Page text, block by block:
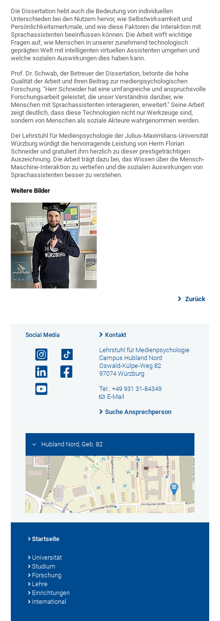
Die Dissertation hebt auch die Bedeutung von individuellen
Unterschieden bei den Nutzern hervor, wie Selbstwirksamkeit und
Persönlichkeitsmerkmale, und wie diese Faktoren die Interaktion mit
Sprachassistenten beeinflussen können. Die Arbeit wirft wichtige
Fragen auf, wie Menschen in unserer zunehmend technologisch
geprägten Welt mit intelligenten virtuellen Assistenten umgehen und
welche sozialen Auswirkungen dies haben kann.
Prof. Dr. Schwab, der Betreuer der Dissertation, betonte die hohe
Qualität der Arbeit und ihren Beitrag zur medienpsychologischen
Forschung. "Herr Schneider hat eine umfangreiche und anspruchsvolle
Forschungsarbeit geleistet, die unser Verständnis darüber, wie
Menschen mit Sprachassistenten interagieren, erweitert." Seine Arbeit
zeigt deutlich, dass diese Technologien nicht nur Werkzeuge sind,
sondern von Menschen als soziale Akteure wahrgenommen werden.
Der Lehrstuhl für Medienpsychologie der Julius-Maximilians-Universität
Würzburg würdigt die hervorragende Leistung von Herrn Florian
Schneider und gratuliert ihm herzlich zu dieser prestigeträchtigen
Auszeichnung. Die Arbeit trägt dazu bei, das Wissen über die Mensch-
Maschine-Interaktion zu vertiefen und die sozialen Auswirkungen von
Sprachassistenten besser zu verstehen.
Weitere Bilder
Zurück
Social Media Kontakt
Lehrstuhl für Medienpsychologie
Campus Hubland Nord
Oswald-Külpe-Weg 82
97074 Würzburg
Tel.: +49 931 31-84349
E-Mail
Suche Ansprechperson
Hubland Nord, Geb. 82
Startseite
Universität
Studium
Forschung
Lehre
Einrichtungen
International